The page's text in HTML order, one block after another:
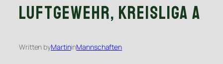
Luftgewehr, Kreisliga A
Written byMartininMannschaften